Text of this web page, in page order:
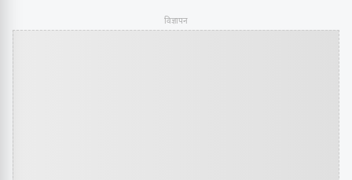
विज्ञापन